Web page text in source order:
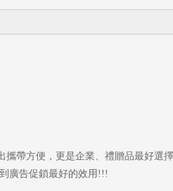
攜帶方便，更是企業、禮贈品最好選
廣告促鎖最好的效用!!!